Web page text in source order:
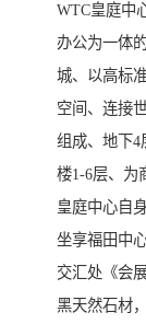
WTC皇庭中
办公为一体
城、以高标
空间、连接
组成、地下4
楼1-6层、为
皇庭中心自
坐享福田中
交汇处《会
黑天然石材